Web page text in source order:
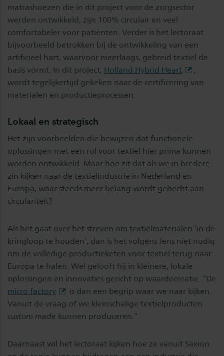
matrashoezen die in dit project voor de zorgsector
werden ontwikkeld, zijn 100% circulair en veel
comfortabeler voor patiënten. Verder is het lectoraat
bijvoorbeeld betrokken bij de ontwikkeling van een
artificieel hart, waarvoor meerlaags, gebreid textiel de
basis vormt. In dit project, Holland Hybrid Heart
,
wordt tegelijkertijd gekeken naar de certificering van
materialen en productieprocessen.
Lokaal en strategisch
Het zijn voorbeelden die bewijzen dat functionele
oplossingen met een rol voor textiel hier prima kunnen
worden ontwikkeld. Maar hoe zit dat als we in bredere
zin kijken naar de textielindustrie in Nederland en
Europa, waar steeds meer belang wordt gehecht aan
circulariteit?
Als het gaat over het streven om textielmaterialen ‘in de
kringloop te houden’, dan is het volgens Jens niet nodig
om de volledige productieketen voor textiel terug naar
Europa te halen. Wel gelooft hij in kleinere, lokale
oplossingen en innovaties gericht op waardecreatie. “De
micro factory
is dan een begrip waar we naar kijken.
Vanuit de vraag of we kleinschalige textielproducten
custom made kunnen produceren.”
Daarnaast wil het lectoraat kijken hoe ze vanuit Saxion